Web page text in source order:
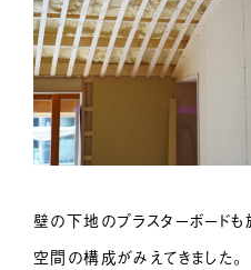
壁の下地のプラスターボード
空間の構成がみえてきました。